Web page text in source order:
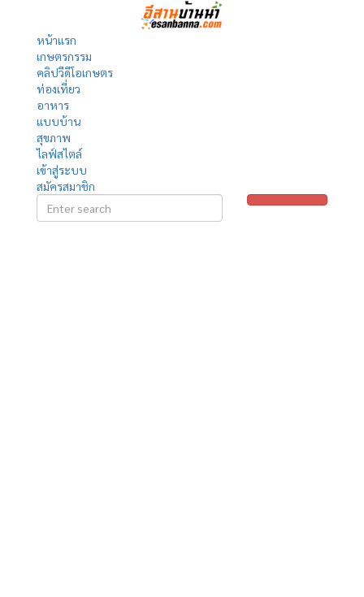
หน้าแรก
เกษตรกรรม
คลิปวีดีโอเกษตร
ท่องเที่ยว
อาหาร
แบบบ้าน
สุขภาพ
ไลฟ์สไตล์
เข้าสู่ระบบ
สมัครสมาชิก